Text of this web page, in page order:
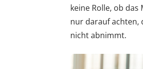
keine Rolle, ob
nur darauf achten,
nicht abnimmt.